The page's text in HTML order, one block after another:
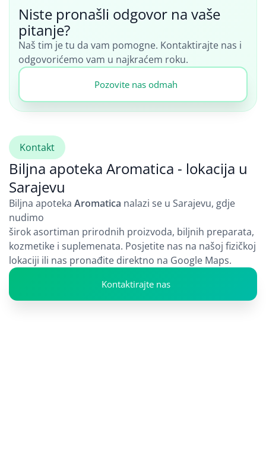
Niste pronašli odgovor na vaše
pitanje?
Naš tim je tu da vam pomogne. Kontaktirajte nas i
odgovorićemo vam u najkraćem roku.
Pozovite nas odmah
Kontakt
Biljna apoteka Aromatica - lokacija u
Sarajevu
Biljna apoteka Aromatica nalazi se u Sarajevu, gdje
nudimo
širok asortiman prirodnih proizvoda, biljnih preparata,
kozmetike i suplemenata. Posjetite nas na našoj fizičkoj
lokaciji ili nas pronađite direktno na Google Maps.
Kontaktirajte nas